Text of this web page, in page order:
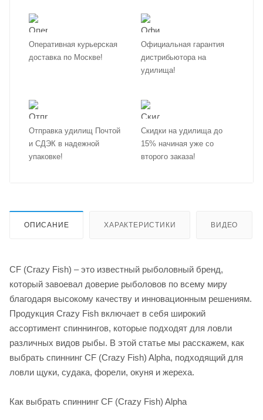
Оперативная курьерская
доставка по Москве!
Официальная гарантия
дистрибьютора на
удилища!
Отправка удилищ Почтой
и СДЭК в надежной
упаковке!
Скидки на удилища до
15% начиная уже со
второго заказа!
ОПИСАНИЕ ХАРАКТЕРИСТИКИ ВИДЕО
CF (Crazy Fish) – это известный рыболовный бренд,
который завоевал доверие рыболовов по всему миру
благодаря высокому качеству и инновационным решениям.
Продукция Crazy Fish включает в себя широкий
ассортимент спиннингов, которые подходят для ловли
различных видов рыбы. В этой статье мы расскажем, как
выбрать спиннинг CF (Crazy Fish) Alpha, подходящий для
ловли щуки, судака, форели, окуня и жереха.
Как выбрать спиннинг CF (Crazy Fish) Alpha